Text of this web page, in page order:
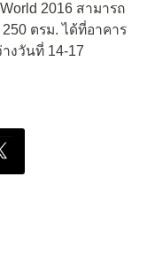
2016 สามารถ
ตรม. ได้ที่อาคาร
งวันที่ 14-17